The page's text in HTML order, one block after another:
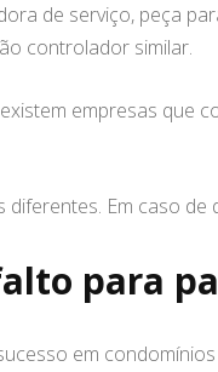
de serviço, peça
controlador similar.
empresas que
Em caso
para
em